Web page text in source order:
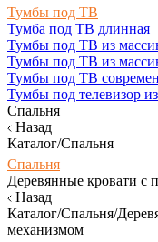
Тумбы под ТВ
Тумба под ТВ длинная
Тумбы под ТВ из
Тумбы под ТВ из
Тумбы под ТВ
Тумбы под телевизор
Спальня
Назад
Каталог/Спальня
Спальня
Деревянные кровати с
Назад
Каталог/Спальня/
механизмом